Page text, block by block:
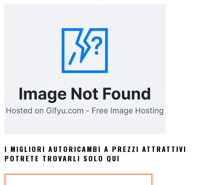
I MIGLIORI AUTORICAMBI A PREZZI ATTRATTIVI
POTRETE TROVARLI SOLO QUI